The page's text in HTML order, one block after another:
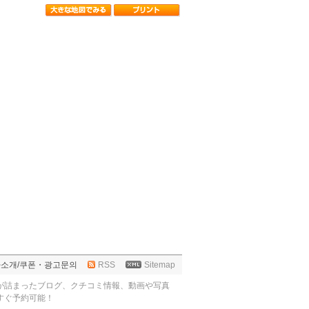
개/쿠폰・광고문의 RSS Sitemap
詰まったブログ、クチコミ情報、動画や写真
予約可能！